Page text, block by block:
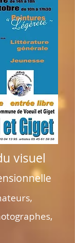
visuel